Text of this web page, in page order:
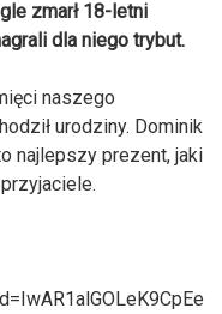
zmarł 18-letni
dla niego trybut.
naszego
urodziny. Dominik
najlepszy prezent, jaki